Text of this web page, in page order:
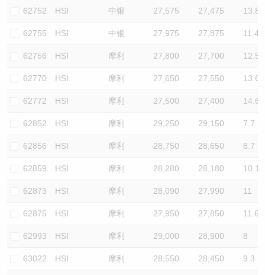
62752 HSI 中银 27,575 27,475 13.8
62755 HSI 中银 27,975 27,875 11.4
62756 HSI 摩利 27,800 27,700 12.5
62770 HSI 摩利 27,650 27,550 13.6
62772 HSI 摩利 27,500 27,400 14.6
62852 HSI 摩利 29,250 29,150 7.7
62856 HSI 摩利 28,750 28,650 8.7
62859 HSI 摩利 28,280 28,180 10.1
62873 HSI 摩利 28,090 27,990 11
62875 HSI 摩利 27,950 27,850 11.6
62993 HSI 摩利 29,000 28,900 8
63022 HSI 摩利 28,550 28,450 9.3